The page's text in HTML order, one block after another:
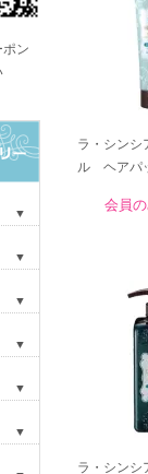
ラ・シンシ
ル ヘアパ
会員
ラ・シンシ
ン